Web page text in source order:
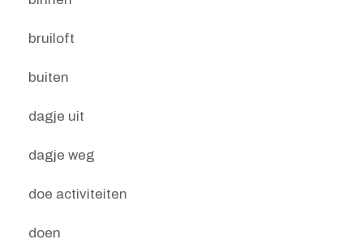
bruiloft
buiten
dagje uit
dagje weg
doe activiteiten
doen